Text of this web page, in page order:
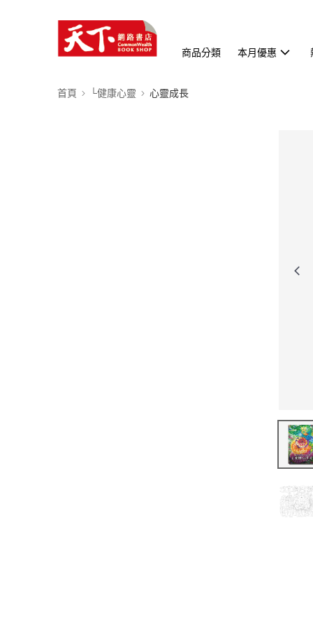
商品分類 本月優惠
首頁 └健康心靈 心靈成長